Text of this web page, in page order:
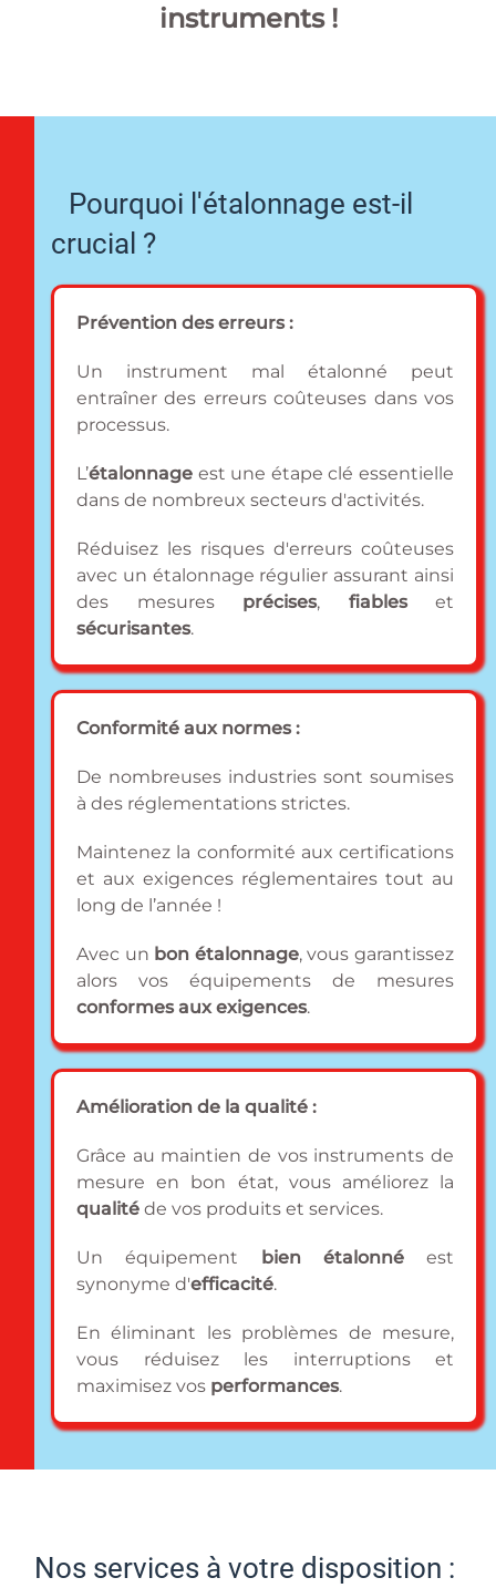
instruments !
Pourquoi l'étalonnage est-il
crucial ?
Prévention des erreurs :
Un instrument mal étalonné peut
entraîner des erreurs coûteuses dans vos
processus.
L’étalonnage est une étape clé essentielle
dans de nombreux secteurs d'activités.
Réduisez les risques d'erreurs coûteuses
avec un étalonnage régulier assurant ainsi
des mesures précises, fiableset
sécurisantes.
Conformité aux normes :
De nombreuses industries sont soumises
à des réglementations strictes.
Maintenez la conformité aux certifications
et aux exigences réglementaires tout au
long de l’année !
Avec un bon étalonnage, vous garantissez
alors vos équipements de mesures
conformes aux exigences.
Amélioration de la qualité :
Grâce au maintien de vos instruments de
mesure en bon état, vous améliorez la
qualité de vos produits et services.
Un équipement bien étalonnéest
synonyme d'efficacité.
En éliminant les problèmes de mesure,
vous réduisez les interruptions et
maximisez vos performances.
Nos services à votre disposition :